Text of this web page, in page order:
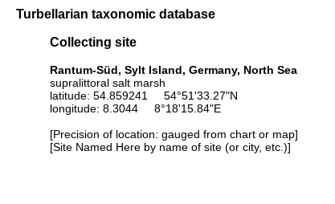
Turbellarian taxonomic database
Collecting site
Rantum-Süd, Sylt Island, Germany, North Sea
supralittoral salt marsh
latitude: 54.859241 54°51'33.27"N
longitude: 8.3044 8°18'15.84"E
[Precision of location: gauged from chart or map]
[Site Named Here by name of site (or city, etc.)]